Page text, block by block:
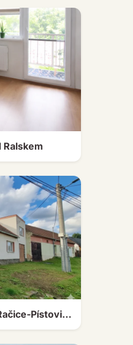
Ralskem
Prodej rodinného domu, 115 m2, Račice-Pístovice